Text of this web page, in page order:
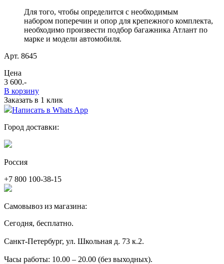
Для того, чтобы определится с необходимым
набором поперечин и опор для крепежного комплекта,
необходимо произвести подбор багажника Атлант по
марке и модели автомобиля.
Арт. 8645
Цена
3 600.-
В корзину
Заказать в 1 клик
Написать в Whats App
Город доставки:
Россия
+7 800 100-38-15
Самовывоз из магазина:
Сегодня, бесплатно.
Санкт-Петербург, ул. Школьная д. 73 к.2.
Часы работы: 10.00 – 20.00 (без выходных).